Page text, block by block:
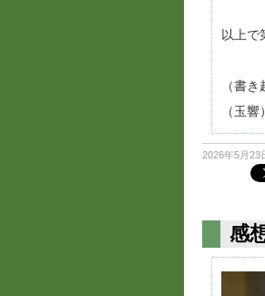
以上で
（書
（玉響）
2026年5月23
感